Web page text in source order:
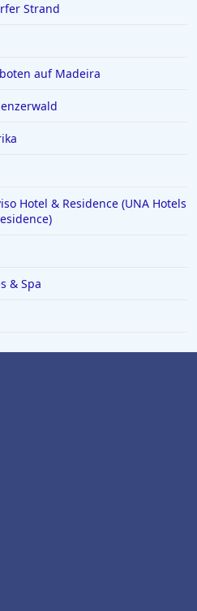
Strand
auf Madeira
Hotel & Residence (UNA Hotels
& Spa